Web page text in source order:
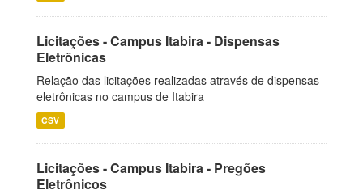
Licitações - Campus Itabira - Dispensas
Eletrônicas
Relação das licitações realizadas através de dispensas
eletrônicas no campus de Itabira
CSV
Licitações - Campus Itabira - Pregões
Eletrônicos